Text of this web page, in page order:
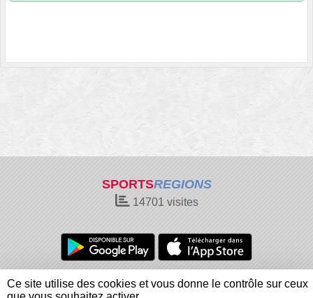
SPORTSREGIONS
14701 visites
Charte cookies
Gestion des cookies
Informations légales
Signaler un contenu inapproprié
Ce site utilise des cookies et vous donne le contrôle sur ceux